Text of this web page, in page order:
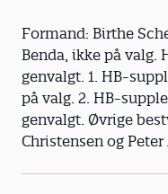
Formand: Birthe
Benda, ikke på valg.
genvalgt. 1. HB-
på valg. 2. HB-
genvalgt. Øvrige
Christensen og